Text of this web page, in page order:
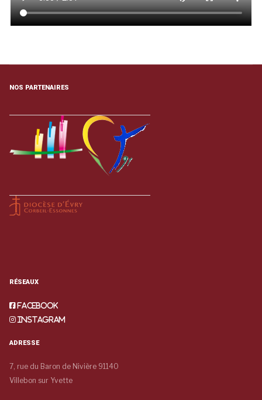
NOS PARTENAIRES
RÉSEAUX
Facebook
Instagram
ADRESSE
7, rue du Baron de Nivière 91140
Villebon sur Yvette